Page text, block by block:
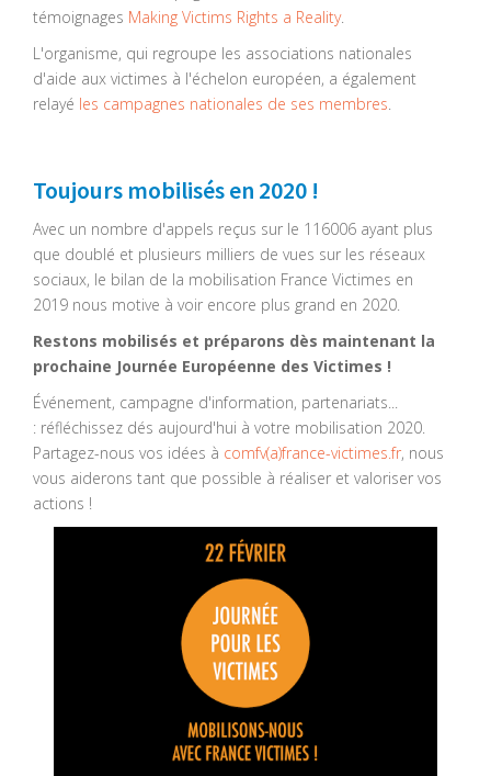
témoignages Making Victims Rights a Reality.
L'organisme, qui regroupe les associations nationales
d'aide aux victimes à l'échelon européen, a également
relayé les campagnes nationales de ses membres.
Toujours mobilisés en 2020 !
Avec un nombre d'appels reçus sur le 116006 ayant plus
que doublé et plusieurs milliers de vues sur les réseaux
sociaux, le bilan de la mobilisation France Victimes en
2019 nous motive à voir encore plus grand en 2020.
Restons mobilisés et préparons dès maintenant la
prochaine Journée Européenne des Victimes !
Événement, campagne d'information, partenariats...
: réfléchissez dés aujourd'hui à votre mobilisation 2020.
Partagez-nous vos idées à comfv(a)france-victimes.fr, nous
vous aiderons tant que possible à réaliser et valoriser vos
actions !